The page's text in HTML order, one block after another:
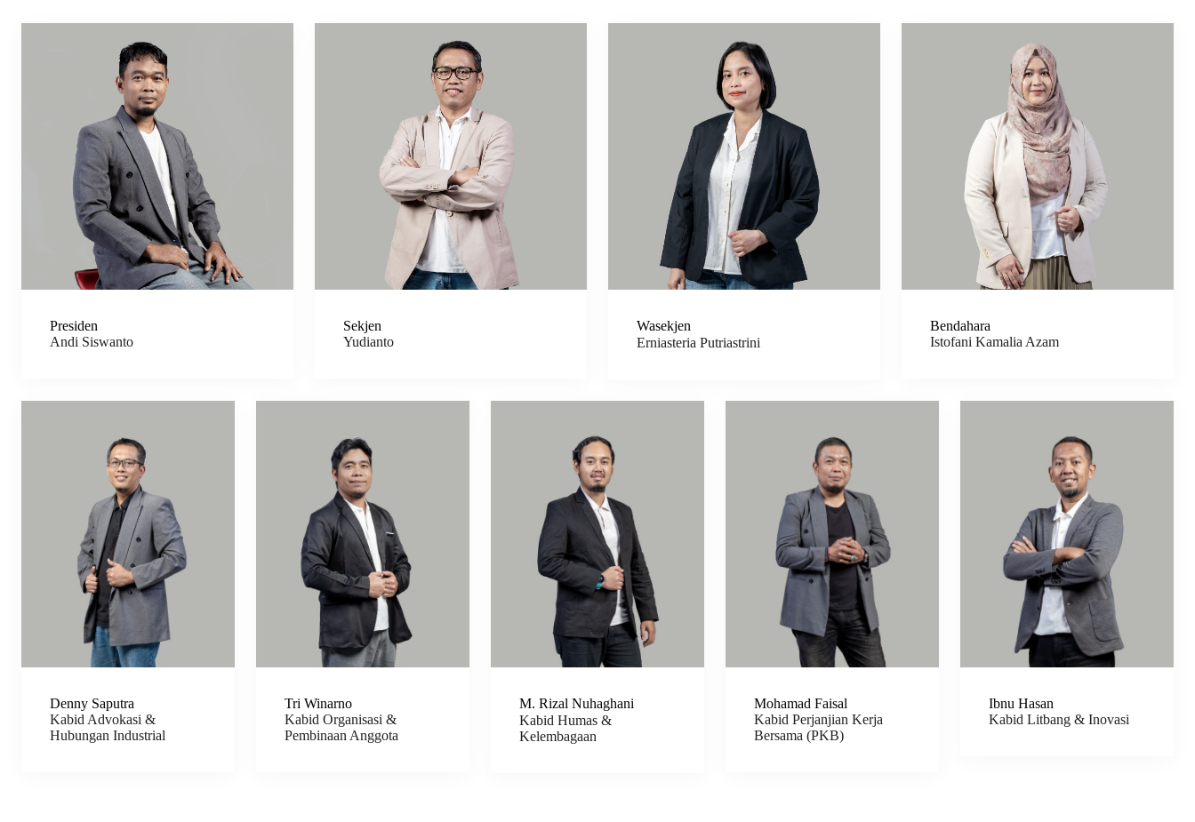
Presiden
Andi Siswanto
Sekjen
Yudianto
Wasekjen
Erniasteria Putriastrini
Bendahara
Istofani Kamalia Azam
Denny Saputra
Kabid Advokasi &
Hubungan Industrial
Tri Winarno
Kabid Organisasi &
Pembinaan Anggota
M. Rizal Nuhaghani
Kabid Humas &
Kelembagaan
Mohamad Faisal
Kabid Perjanjian Kerja
Bersama (PKB)
Ibnu Hasan
Kabid Litbang & Inovasi